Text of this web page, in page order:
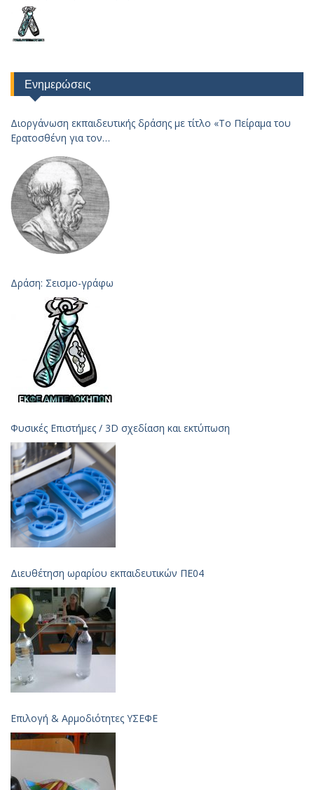
Ενημερώσεις
Διοργάνωση εκπαιδευτικής δράσης με τίτλο «Το Πείραμα του
Ερατοσθένη για τον
Δράση: Σεισμο-γράφω
Φυσικές Επιστήμες / 3D σχεδίαση και εκτύπωση
Διευθέτηση ωραρίου εκπαιδευτικών ΠΕ04
Επιλογή & Aρμοδιότητες ΥΣΕΦΕ